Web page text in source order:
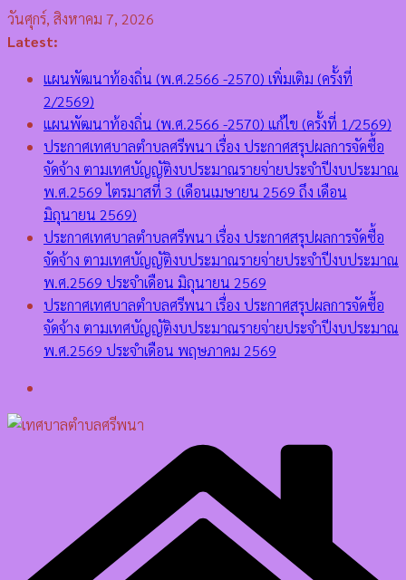
Skip
to
วันศุกร์, สิงหาคม 7, 2026
Latest:
แผนพัฒนาท้องถิ่น (พ.ศ.2566 -2570) เพิ่มเติม (ครั้งที่
2/2569)
แผนพัฒนาท้องถิ่น (พ.ศ.2566 -2570) แก้ไข (ครั้งที่ 1/2569)
ประกาศเทศบาลตำบลศรีพนา เรื่อง ประกาศสรุปผลการจัดซื้อ
จัดจ้าง ตามเทศบัญญัติงบประมาณรายจ่ายประจำปีงบประมาณ
พ.ศ.2569 ไตรมาสที่ 3 (เดือนเมษายน 2569 ถึง เดือน
มิถุนายน 2569)
ประกาศเทศบาลตำบลศรีพนา เรื่อง ประกาศสรุปผลการจัดซื้อ
จัดจ้าง ตามเทศบัญญัติงบประมาณรายจ่ายประจำปีงบประมาณ
พ.ศ.2569 ประจำเดือน มิถุนายน 2569
ประกาศเทศบาลตำบลศรีพนา เรื่อง ประกาศสรุปผลการจัดซื้อ
จัดจ้าง ตามเทศบัญญัติงบประมาณรายจ่ายประจำปีงบประมาณ
พ.ศ.2569 ประจำเดือน พฤษภาคม 2569